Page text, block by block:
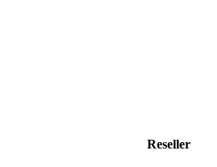
Reseller